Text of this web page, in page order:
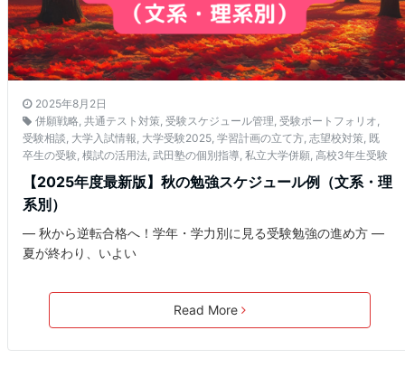
2025年8月2日
併願戦略, 共通テスト対策, 受験スケジュール管理, 受験ポートフォリオ,
受験相談, 大学入試情報, 大学受験2025, 学習計画の立て方, 志望校対策, 既
卒生の受験, 模試の活用法, 武田塾の個別指導, 私立大学併願, 高校3年生受験
【2025年度最新版】秋の勉強スケジュール例（文系・理
系別）
― 秋から逆転合格へ！学年・学力別に見る受験勉強の進め方 ―
夏が終わり、いよい
Read More